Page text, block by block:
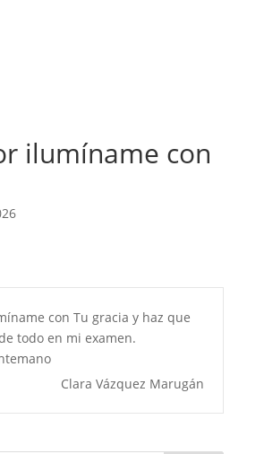
ilumíname con
con Tu gracia y haz que
todo en mi examen.
Clara Vázquez Marugán